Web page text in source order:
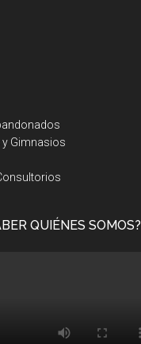
Gimnasios
QUIÉNES SOMOS?